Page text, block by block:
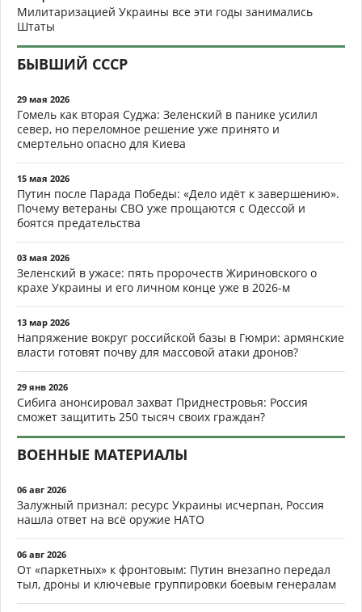
Милитаризацией Украины все эти годы занимались
Штаты
БЫВШИЙ СССР
29 мая 2026
Гомель как вторая Суджа: Зеленский в панике усилил
север, но переломное решение уже принято и
смертельно опасно для Киева
15 мая 2026
Путин после Парада Победы: «Дело идёт к завершению».
Почему ветераны СВО уже прощаются с Одессой и
боятся предательства
03 мая 2026
Зеленский в ужасе: пять пророчеств Жириновского о
крахе Украины и его личном конце уже в 2026-м
13 мар 2026
Напряжение вокруг российской базы в Гюмри: армянские
власти готовят почву для массовой атаки дронов?
29 янв 2026
Сибига анонсировал захват Приднестровья: Россия
сможет защитить 250 тысяч своих граждан?
ВОЕННЫЕ МАТЕРИАЛЫ
06 авг 2026
Залужный признал: ресурс Украины исчерпан, Россия
нашла ответ на всё оружие НАТО
06 авг 2026
От «паркетных» к фронтовым: Путин внезапно передал
тыл, дроны и ключевые группировки боевым генералам